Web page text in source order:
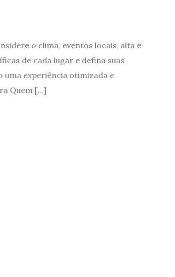
o clima, eventos locais, alta e
de cada lugar e defina suas
experiência otimizada e
Quem […]